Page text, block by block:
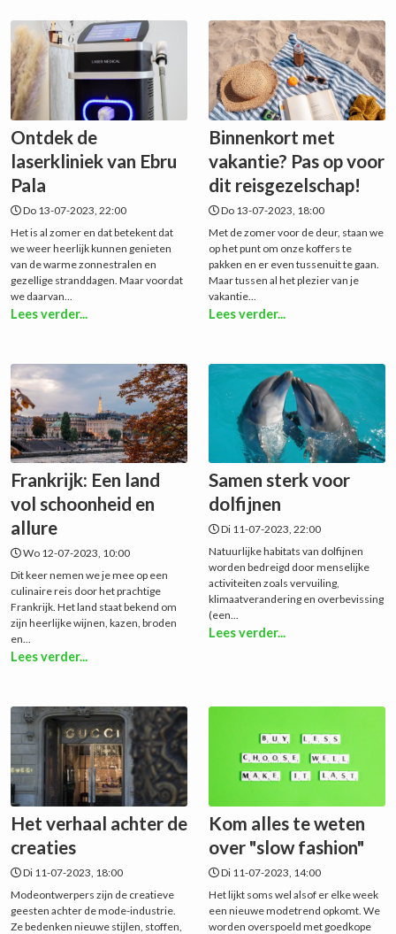
Ontdek de
laserkliniek van Ebru
Pala
Do 13-07-2023, 22:00
Het is al zomer en dat betekent dat
we weer heerlijk kunnen genieten
van de warme zonnestralen en
gezellige stranddagen. Maar voordat
we daarvan...
Lees verder...
Binnenkort met
vakantie? Pas op voor
dit reisgezelschap!
Do 13-07-2023, 18:00
Met de zomer voor de deur, staan we
op het punt om onze koffers te
pakken en er even tussenuit te gaan.
Maar tussen al het plezier van je
vakantie...
Lees verder...
Frankrijk: Een land
vol schoonheid en
allure
Wo 12-07-2023, 10:00
Dit keer nemen we je mee op een
culinaire reis door het prachtige
Frankrijk. Het land staat bekend om
zijn heerlijke wijnen, kazen, broden
en...
Lees verder...
Samen sterk voor
dolfijnen
Di 11-07-2023, 22:00
Natuurlijke habitats van dolfijnen
worden bedreigd door menselijke
activiteiten zoals vervuiling,
klimaatverandering en overbevissing
(een...
Lees verder...
Het verhaal achter de
creaties
Di 11-07-2023, 18:00
Modeontwerpers zijn de creatieve
geesten achter de mode-industrie.
Ze bedenken nieuwe stijlen, stoffen,
Kom alles te weten
over "slow fashion"
Di 11-07-2023, 14:00
Het lijkt soms wel alsof er elke week
een nieuwe modetrend opkomt. We
worden overspoeld met goedkope